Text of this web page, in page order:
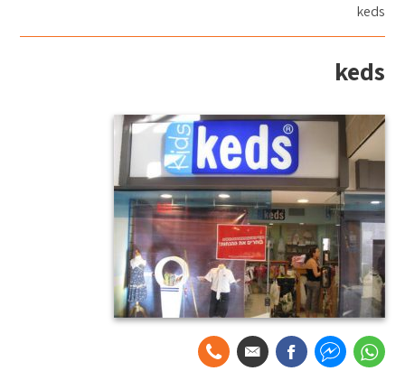
keds
keds